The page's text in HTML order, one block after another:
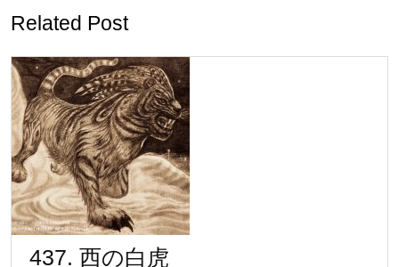
ゲ
ー
シ
ョ
ン
Related Post
437. 西の白虎